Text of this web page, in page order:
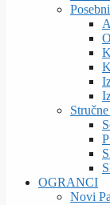
OGRANCI
Novi